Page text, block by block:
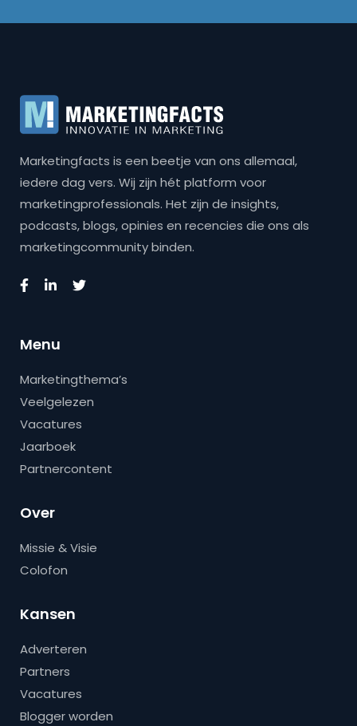
Marketingfacts is een beetje van ons allemaal,
iedere dag vers. Wij zijn hét platform voor
marketingprofessionals. Het zijn de insights,
podcasts, blogs, opinies en recencies die ons als
marketingcommunity binden.
Menu
Marketingthema’s
Veelgelezen
Vacatures
Jaarboek
Partnercontent
Over
Missie & Visie
Colofon
Kansen
Adverteren
Partners
Vacatures
Blogger worden